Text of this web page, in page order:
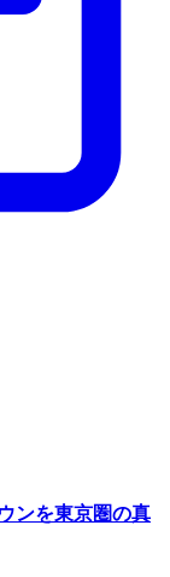
ンを東京圏の真